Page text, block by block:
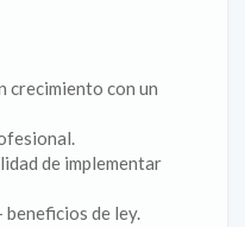
crecimiento con un
de implementar
de ley.